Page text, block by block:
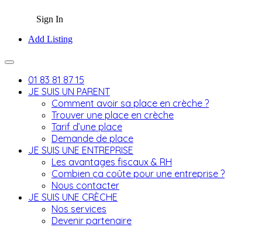
Sign In
Add Listing
01 83 81 87 15
JE SUIS UN PARENT
Comment avoir sa place en crèche ?
Trouver une place en crèche
Tarif d’une place
Demande de place
JE SUIS UNE ENTREPRISE
Les avantages fiscaux & RH
Combien ça coûte pour une entreprise ?
Nous contacter
JE SUIS UNE CRÈCHE
Nos services
Devenir partenaire